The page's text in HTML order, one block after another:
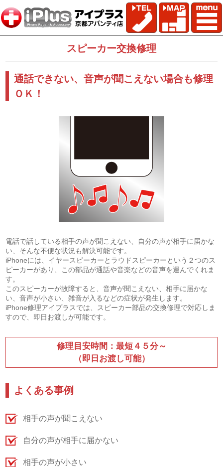
スピーカー交換修理
通話できない、音声が聞こえない場合も修理
ＯＫ！
電話で話している相手の声が聞こえない、自分の声が相手に届かな
い、そんな不便な状況も解決可能です。
iPhoneには、イヤースピーカーとラウドスピーカーという２つのス
ピーカーがあり、この部品が通話や音楽などの音声を運んでくれま
す。
このスピーカーが故障すると、音声が聞こえない、相手に届かな
い、音声が小さい、雑音が入るなどの症状が発生します。
iPhone修理アイプラスでは、スピーカー部品の交換修理で対応しま
すので、即日お渡しが可能です。
修理目安時間：最短４５分～
（即日お渡し可能）
よくある事例
相手の声が聞こえない
自分の声が相手に届かない
相手の声が小さい